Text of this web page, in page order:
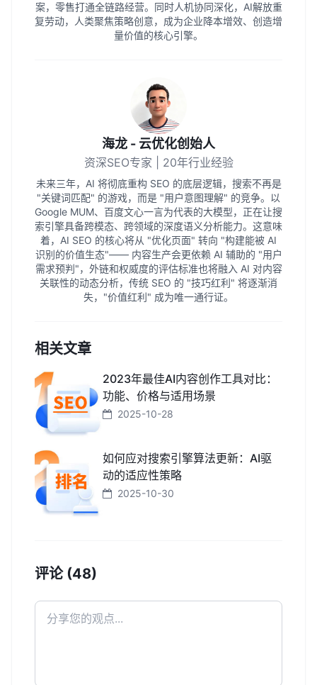
案，零售打通全链路经营。同时人机协同深化，AI解放重
复劳动，人类聚焦策略创意，成为企业降本增效、创造增
量价值的核心引擎。
海龙 - 云优化创始人
资深SEO专家 | 20年行业经验
未来三年，AI 将彻底重构 SEO 的底层逻辑，搜索不再是
"关键词匹配" 的游戏，而是 "用户意图理解" 的竞争。以
Google MUM、百度文心一言为代表的大模型，正在让搜
索引擎具备跨模态、跨领域的深度语义分析能力。这意味
着，AI SEO 的核心将从 "优化页面" 转向 "构建能被 AI
识别的价值生态"—— 内容生产会更依赖 AI 辅助的 "用户
需求预判"，外链和权威度的评估标准也将融入 AI 对内容
关联性的动态分析，传统 SEO 的 "技巧红利" 将逐渐消
失，"价值红利" 成为唯一通行证。
相关文章
2023年最佳AI内容创作工具对比：
功能、价格与适用场景
2025-10-28
如何应对搜索引擎算法更新：AI驱
动的适应性策略
2025-10-30
评论 (48)